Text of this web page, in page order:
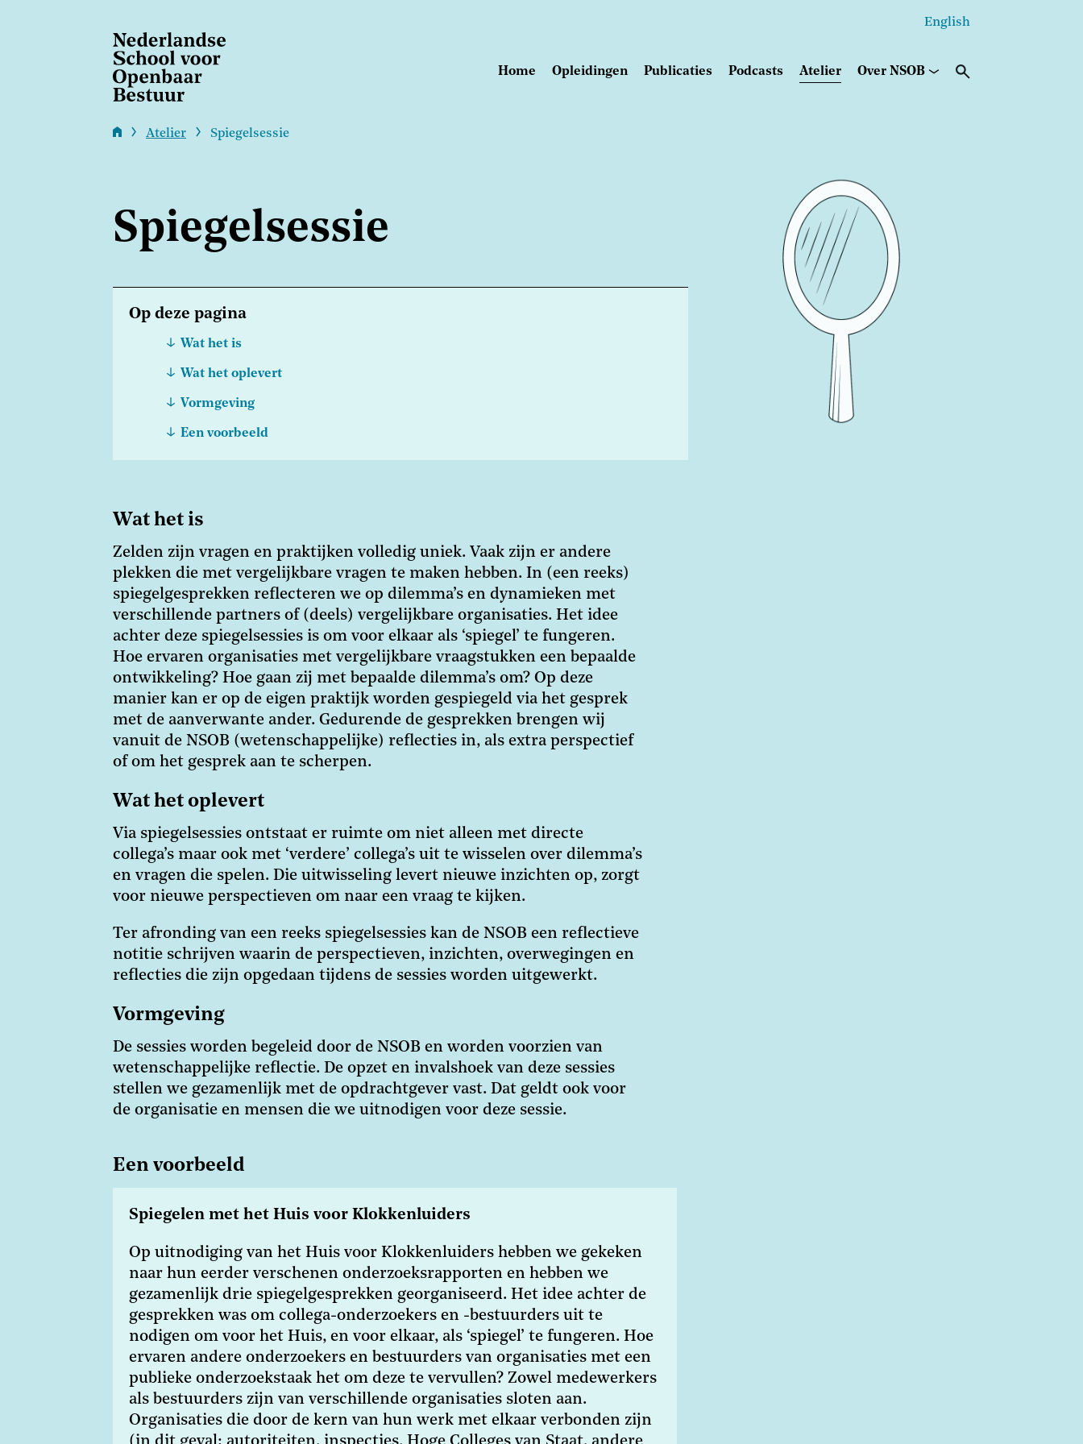
menu
English
Home Opleidingen Publicaties Podcasts Atelier Over NSOB
Atelier Spiegelsessie
Spiegelsessie
Op deze pagina
Wat het is
Wat het oplevert
Vormgeving
Een voorbeeld
Wat het is
Zelden zijn vragen en praktijken volledig uniek. Vaak zijn er andere
plekken die met vergelijkbare vragen te maken hebben. In (een reeks)
spiegelgesprekken reflecteren we op dilemma’s en dynamieken met
verschillende partners of (deels) vergelijkbare organisaties. Het idee
achter deze spiegelsessies is om voor elkaar als ‘spiegel’ te fungeren.
Hoe ervaren organisaties met vergelijkbare vraagstukken een bepaalde
ontwikkeling? Hoe gaan zij met bepaalde dilemma’s om? Op deze
manier kan er op de eigen praktijk worden gespiegeld via het gesprek
met de aanverwante ander. Gedurende de gesprekken brengen wij
vanuit de NSOB (wetenschappelijke) reflecties in, als extra perspectief
of om het gesprek aan te scherpen.
Wat het oplevert
Via spiegelsessies ontstaat er ruimte om niet alleen met directe
collega’s maar ook met ‘verdere’ collega’s uit te wisselen over dilemma’s
en vragen die spelen. Die uitwisseling levert nieuwe inzichten op, zorgt
voor nieuwe perspectieven om naar een vraag te kijken.
Ter afronding van een reeks spiegelsessies kan de NSOB een reflectieve
notitie schrijven waarin de perspectieven, inzichten, overwegingen en
reflecties die zijn opgedaan tijdens de sessies worden uitgewerkt.
Vormgeving
De sessies worden begeleid door de NSOB en worden voorzien van
wetenschappelijke reflectie. De opzet en invalshoek van deze sessies
stellen we gezamenlijk met de opdrachtgever vast. Dat geldt ook voor
de organisatie en mensen die we uitnodigen voor deze sessie.
Een voorbeeld
Spiegelen met het Huis voor Klokkenluiders
Op uitnodiging van het Huis voor Klokkenluiders hebben we gekeken
naar hun eerder verschenen onderzoeksrapporten en hebben we
gezamenlijk drie spiegelgesprekken georganiseerd. Het idee achter de
gesprekken was om collega-onderzoekers en -bestuurders uit te
nodigen om voor het Huis, en voor elkaar, als ‘spiegel’ te fungeren. Hoe
ervaren andere onderzoekers en bestuurders van organisaties met een
publieke onderzoekstaak het om deze te vervullen? Zowel medewerkers
als bestuurders zijn van verschillende organisaties sloten aan.
Organisaties die door de kern van hun werk met elkaar verbonden zijn